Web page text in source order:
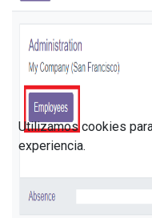
Utilizamos cookies
experiencia.